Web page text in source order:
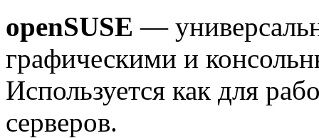
openSUSE —
графическими и
Используется как для
серверов.